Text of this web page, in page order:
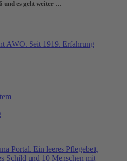
und es geht weiter …